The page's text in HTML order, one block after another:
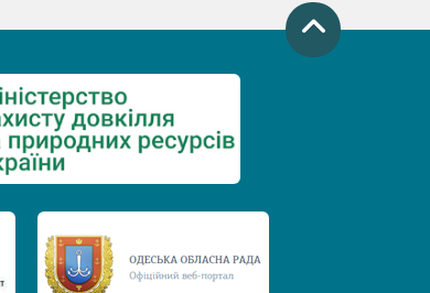
День захисту річок
Міжнародний день боротьби проти
гребель